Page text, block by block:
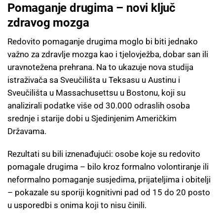
Pomaganje drugima – novi ključ
zdravog mozga
Redovito pomaganje drugima moglo bi biti jednako
važno za zdravlje mozga kao i tjelovježba, dobar san ili
uravnotežena prehrana. Na to ukazuje nova studija
istraživača sa Sveučilišta u Teksasu u Austinu i
Sveučilišta u Massachusettsu u Bostonu, koji su
analizirali podatke više od 30.000 odraslih osoba
srednje i starije dobi u Sjedinjenim Američkim
Državama.
Rezultati su bili iznenađujući: osobe koje su redovito
pomagale drugima – bilo kroz formalno volontiranje ili
neformalno pomaganje susjedima, prijateljima i obitelji
– pokazale su sporiji kognitivni pad od 15 do 20 posto
u usporedbi s onima koji to nisu činili.